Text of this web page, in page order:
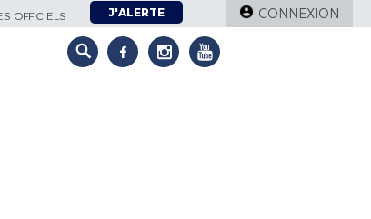
OFFICIELS J'ALERTE CONNEXION